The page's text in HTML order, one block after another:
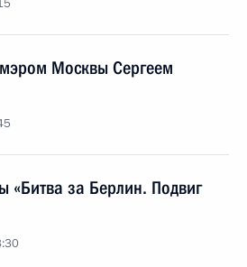
Москвы Сергеем
«Битва за Берлин. Подвиг